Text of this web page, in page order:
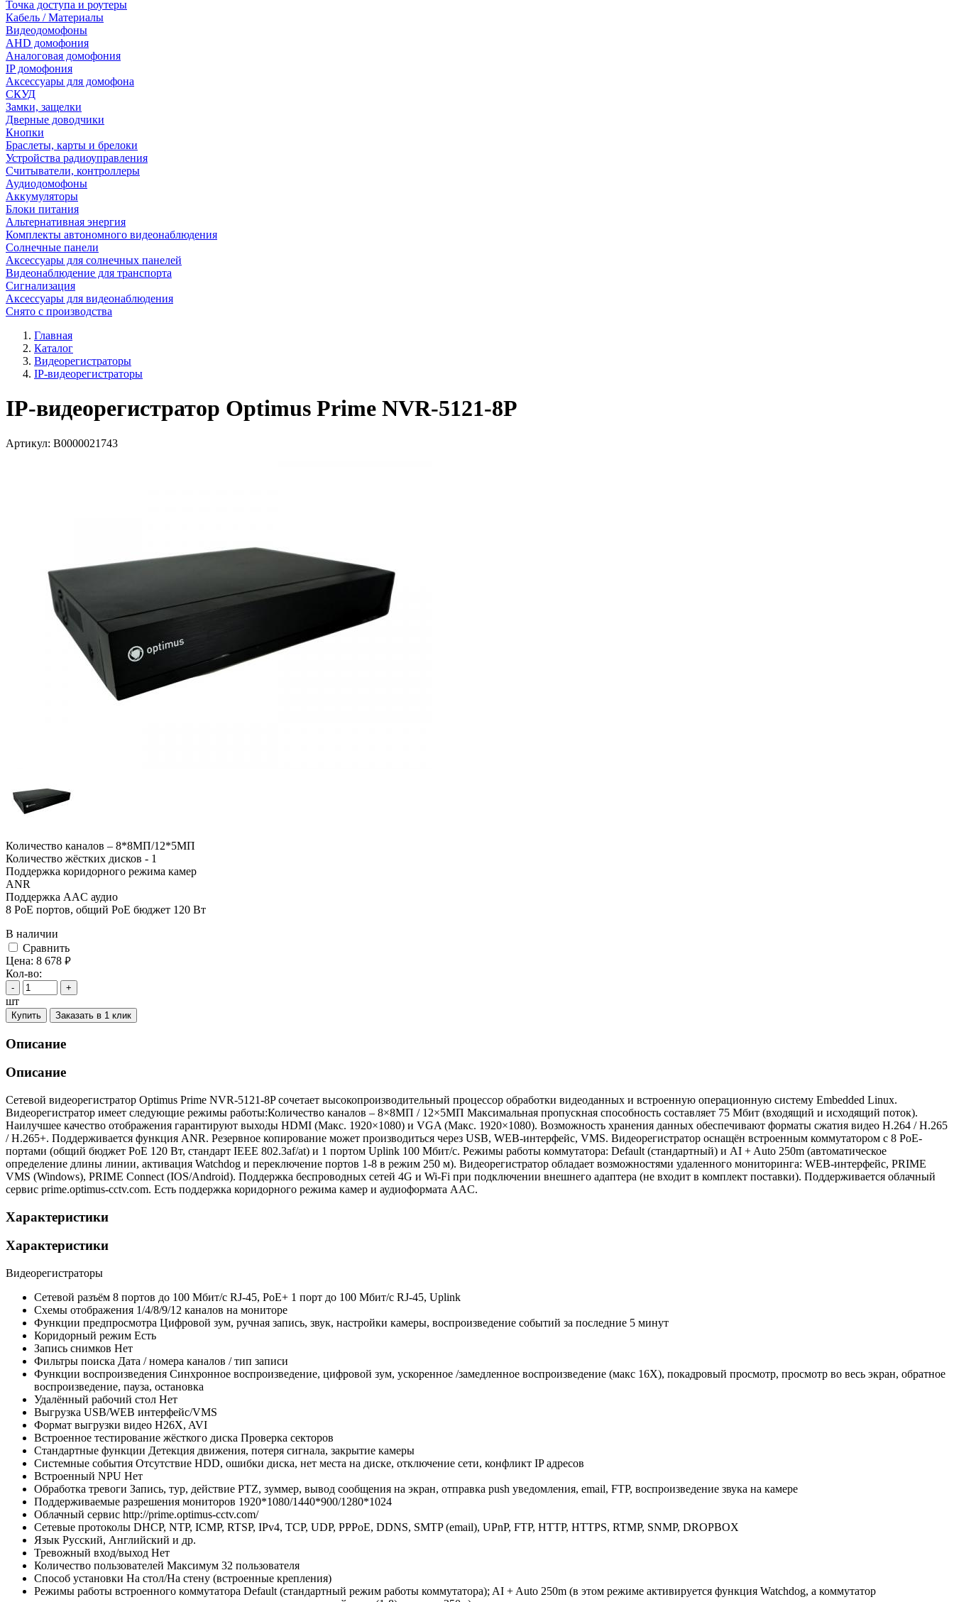
Точка доступа и роутеры
Кабель / Материалы
Видеодомофоны
AHD домофония
Аналоговая домофония
IP домофония
Аксессуары для домофона
СКУД
Замки, защелки
Дверные доводчики
Кнопки
Браслеты, карты и брелоки
Устройства радиоуправления
Считыватели, контроллеры
Аудиодомофоны
Аккумуляторы
Блоки питания
Альтернативная энергия
Комплекты автономного видеонаблюдения
Солнечные панели
Аксессуары для солнечных панелей
Видеонаблюдение для транспорта
Сигнализация
Аксессуары для видеонаблюдения
Снято с производства
Главная
Каталог
Видеорегистраторы
IP-видеорегистраторы
IP-видеорегистратор Optimus Prime NVR-5121-8P
Артикул: В0000021743
Количество каналов – 8*8МП/12*5МП
Количество жёстких дисков - 1
Поддержка коридорного режима камер
ANR
Поддержка AAC аудио
8 PoE портов, общий PoE бюджет 120 Вт
В наличии
Cравнить
Цена: 8 678 руб.
Кол-во:
- +
шт
Купить Заказать в 1 клик
Описание
Описание
Сетевой видеорегистратор Optimus Prime NVR-5121-8P сочетает высокопроизводительный процессор обработки видеоданных и встроенную операционную систему Embedded Linux.
Видеорегистратор имеет следующие режимы работы:Количество каналов – 8×8МП / 12×5МП Максимальная пропускная способность составляет 75 Мбит (входящий и исходящий поток).
Наилучшее качество отображения гарантируют выходы HDMI (Макс. 1920×1080) и VGA (Макс. 1920×1080). Возможность хранения данных обеспечивают форматы сжатия видео H.264 / H.265
/ H.265+. Поддерживается функция ANR. Резервное копирование может производиться через USB, WEB-интерфейс, VMS. Видеорегистратор оснащён встроенным коммутатором с 8 PoE-
портами (общий бюджет PoE 120 Вт, стандарт IEEE 802.3af/at) и 1 портом Uplink 100 Мбит/с. Режимы работы коммутатора: Default (стандартный) и AI + Auto 250m (автоматическое
определение длины линии, активация Watchdog и переключение портов 1-8 в режим 250 м). Видеорегистратор обладает возможностями удаленного мониторинга: WEB-интерфейс, PRIME
VMS (Windows), PRIME Connect (IOS/Android). Поддержка беспроводных сетей 4G и Wi-Fi при подключении внешнего адаптера (не входит в комплект поставки). Поддерживается облачный
сервис prime.optimus-cctv.com. Есть поддержка коридорного режима камер и аудиоформата AAC.
Характеристики
Характеристики
Видеорегистраторы
Сетевой разъём 8 портов до 100 Мбит/с RJ-45, PoE+ 1 порт до 100 Мбит/с RJ-45, Uplink
Схемы отображения 1/4/8/9/12 каналов на мониторе
Функции предпросмотра Цифровой зум, ручная запись, звук, настройки камеры, воспроизведение событий за последние 5 минут
Коридорный режим Есть
Запись снимков Нет
Фильтры поиска Дата / номера каналов / тип записи
Функции воспроизведения Синхронное воспроизведение, цифровой зум, ускоренное /замедленное воспроизведение (макс 16X), покадровый просмотр, просмотр во весь экран, обратное
воспроизведение, пауза, остановка
Удалённый рабочий стол Нет
Выгрузка USB/WEB интерфейс/VMS
Формат выгрузки видео H26X, AVI
Встроенное тестирование жёсткого диска Проверка секторов
Стандартные функции Детекция движения, потеря сигнала, закрытие камеры
Системные события Отсутствие HDD, ошибки диска, нет места на диске, отключение сети, конфликт IP адресов
Встроенный NPU Нет
Обработка тревоги Запись, тур, действие PTZ, зуммер, вывод сообщения на экран, отправка push уведомления, email, FTP, воспроизведение звука на камере
Поддерживаемые разрешения мониторов 1920*1080/1440*900/1280*1024
Облачный сервис http://prime.optimus-cctv.com/
Сетевые протоколы DHCP, NTP, ICMP, RTSP, IPv4, TCP, UDP, PPPoE, DDNS, SMTP (email), UPnP, FTP, HTTP, HTTPS, RTMP, SNMP, DROPBOX
Язык Русский, Английский и др.
Тревожный вход/выход Нет
Количество пользователей Максимум 32 пользователя
Способ установки На стол/На стену (встроенные крепления)
Режимы работы встроенного коммутатора Default (стандартный режим работы коммутатора); AI + Auto 250m (в этом режиме активируется функция Watchdog, а коммутатор